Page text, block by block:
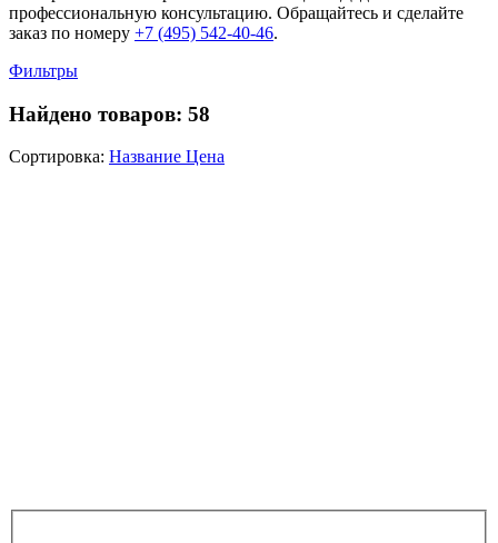
профессиональную консультацию. Обращайтесь и сделайте
заказ по номеру +7 (495) 542-40-46.
Фильтры
Найдено товаров: 58
Сортировка: Название Цена